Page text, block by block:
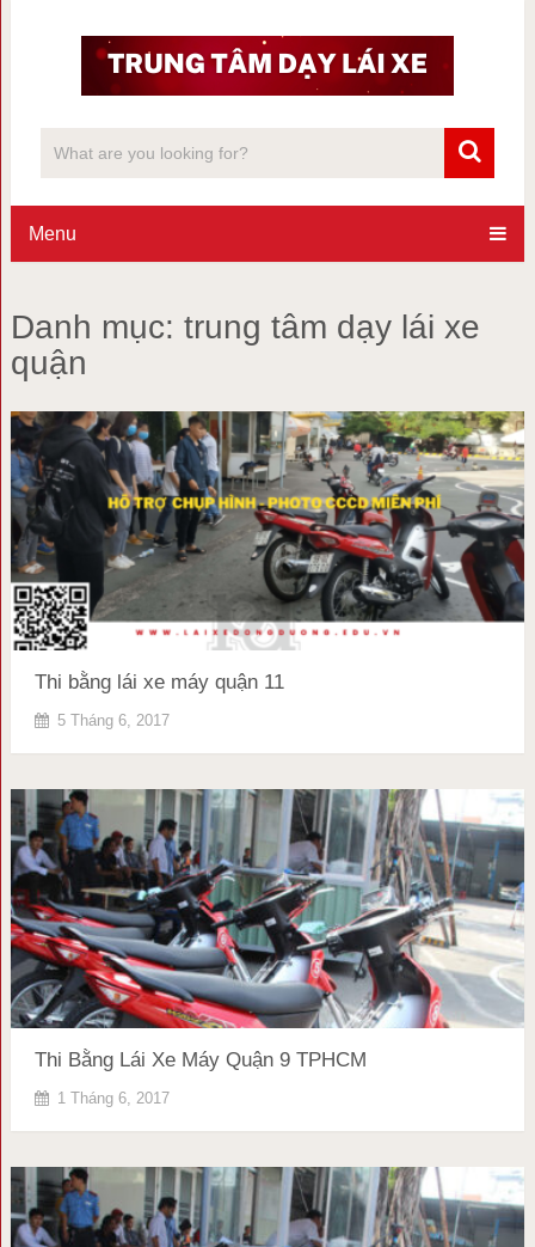
Menu
Danh mục: trung tâm dạy lái xe
quận
Thi bằng lái xe máy quận 11
5 Tháng 6, 2017
Thi Bằng Lái Xe Máy Quận 9 TPHCM
1 Tháng 6, 2017